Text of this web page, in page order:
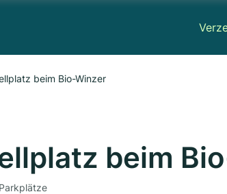
beim Bio-Winzer
beim